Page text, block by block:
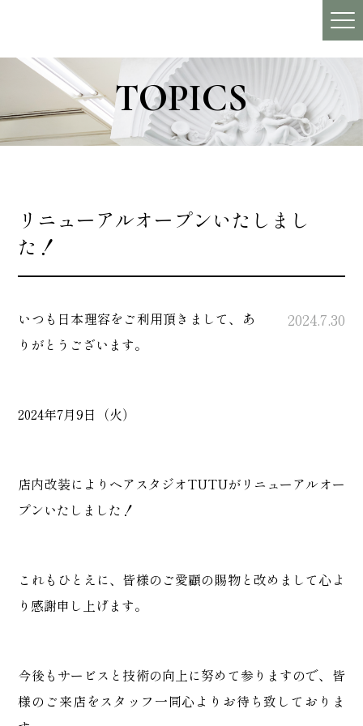
TOPICS
リニューアルオープンいたしまし
た！
2024.7.30
いつも日本理容をご利用頂きまして、あ
りがとうございます。
2024年7月9日（火）
店内改装によりヘアスタジオTUTUがリニューアルオー
プンいたしました！
これもひとえに、皆様のご愛顧の賜物と改めまして心よ
り感謝申し上げます。
今後もサービスと技術の向上に努めて参りますので、皆
様のご来店をスタッフ一同心よりお待ち致しておりま